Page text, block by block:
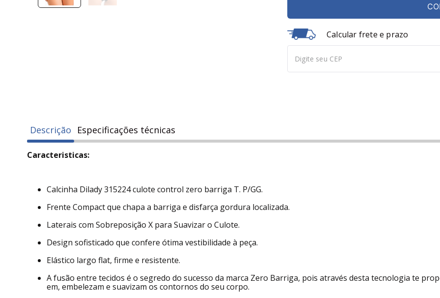
Calcular frete e prazo
Descrição Especificações técnicas
Caracteristicas:
Calcinha Dilady 315224 culote control zero barriga T. P/GG.
Frente Compact que chapa a barriga e disfarça gordura localizada.
Laterais com Sobreposição X para Suavizar o Culote.
Design sofisticado que confere ótima vestibilidade à peça.
Elástico largo flat, firme e resistente.
A fusão entre tecidos é o segredo do sucesso da marca Zero Barriga, pois através desta tecnologia te
em, embelezam e suavizam os contornos do seu corpo.